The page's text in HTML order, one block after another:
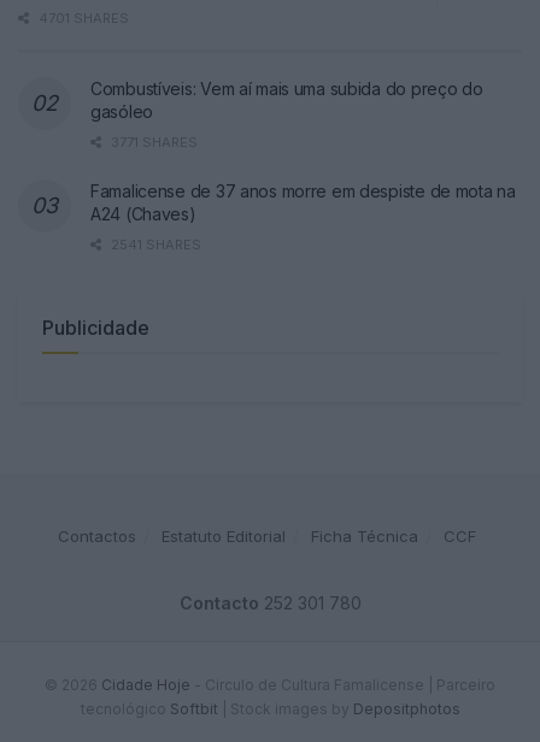
4701 SHARES
Combustíveis: Vem aí mais uma subida do preço do
gasóleo
3771 SHARES
Famalicense de 37 anos morre em despiste de mota na
A24 (Chaves)
2541 SHARES
Publicidade
Contactos Estatuto Editorial Ficha Técnica CCF
Contacto 252 301 780
© 2026 Cidade Hoje - Circulo de Cultura Famalicense | Parceiro
tecnológico Softbit Stock images by Depositphotos